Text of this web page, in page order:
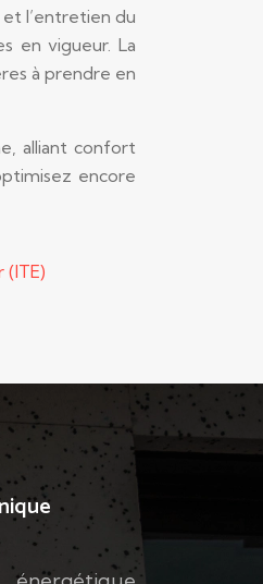
l’entretien du
en vigueur. La
à prendre en
alliant confort
encore
(ITE)